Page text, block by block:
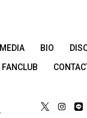
MEDIA BIO
FANCLUB